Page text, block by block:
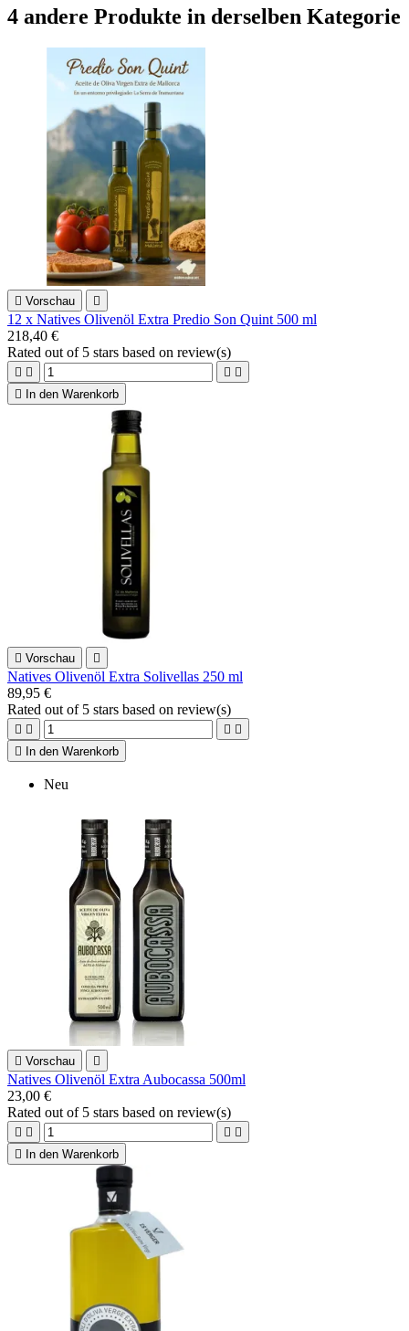
4 andere Produkte in derselben Kategorie
 Vorschau 
12 x Natives Olivenöl Extra Predio Son Quint 500 ml
218,40 €
Rated out of 5 stars based on review(s)
   

In den Warenkorb
 Vorschau 
Natives Olivenöl Extra Solivellas 250 ml
89,95 €
Rated out of 5 stars based on review(s)
   

In den Warenkorb
Neu
 Vorschau 
Natives Olivenöl Extra Aubocassa 500ml
23,00 €
Rated out of 5 stars based on review(s)
   

In den Warenkorb